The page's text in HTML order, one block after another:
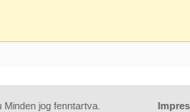
jog fenntartva.